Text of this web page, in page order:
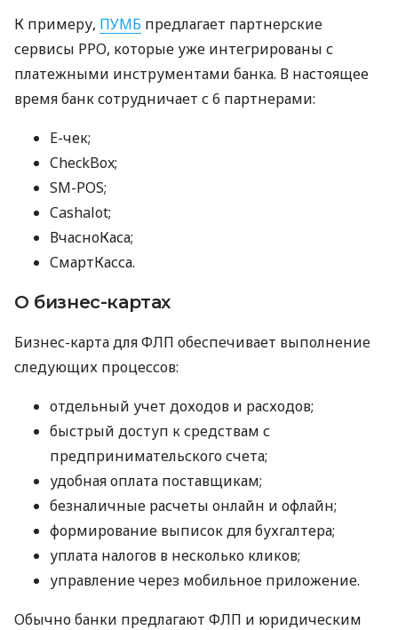
К примеру, ПУМБ предлагает партнерские
сервисы РРО, которые уже интегрированы с
платежными инструментами банка. В настоящее
время банк сотрудничает с 6 партнерами:
E-чек;
CheckBox;
SM-POS;
Cashalot;
ВчасноКаса;
СмартКасса.
О бизнес-картах
Бизнес-карта для ФЛП обеспечивает выполнение
следующих процессов:
отдельный учет доходов и расходов;
быстрый доступ к средствам с
предпринимательского счета;
удобная оплата поставщикам;
безналичные расчеты онлайн и офлайн;
формирование выписок для бухгалтера;
уплата налогов в несколько кликов;
управление через мобильное приложение.
Обычно банки предлагают ФЛП и юридическим